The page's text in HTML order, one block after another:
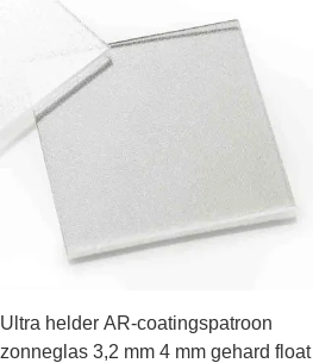
Ultra helder AR-coatingspatroon
zonneglas 3,2 mm 4 mm gehard float